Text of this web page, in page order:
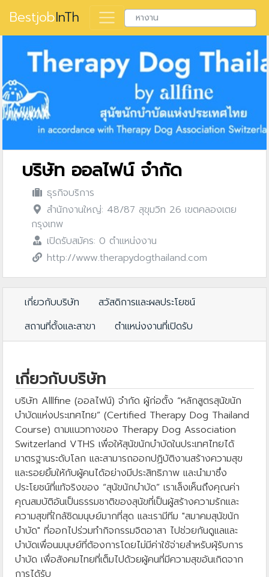
BestjobInTh
บริษัท ออลไฟน์ จำกัด
ธุรกิจบริการ
สำนักงานใหญ่: 48/87 สุขุมวิท 26 เขตคลองเตย
กรุงเทพ
เปิดรับสมัคร: 0 ตำแหน่งงาน
http://www.therapydogthailand.com
เกี่ยวกับบริษัท
สวัสดิการและผลประโยชน์
สถานที่ตั้งและสาขา
ตำแหน่งงานที่เปิดรับ
เกี่ยวกับบริษัท
บริษัท Alllfine (ออลไฟน์) จำกัด ผู้ก่อตั้ง “หลักสูตรสุนัขนัก
บำบัดแห่งประเทศไทย” (Certified Therapy Dog Thailand
Course) ตามแนวทางของ Therapy Dog Association
Switzerland VTHS เพื่อให้สุนัขนักบำบัดในประเทศไทยได้
มาตรฐานระดับโลก และสามารถออกปฏิบัติงานสร้างความสุข
และรอยยิ้มให้กับผู้คนได้อย่างมีประสิทธิภาพ และนำมาซึ่ง
ประโยชน์ที่แท้จริงของ “สุนัขนักบำบัด” เราเล็งเห็นถึงคุณค่า
คุณสมบัติอันเป็นธรรมชาติของสุนัขที่เป็นผู้สร้างความรักและ
ความสุขที่ใกล้ชิดมนุษย์มากที่สุด และเรามีทีม "สมาคมสุนัขนัก
บำบัด" ที่ออกไปร่วมทำกิจกรรมจิตอาสา ไปช่วยกันดูแลและ
บำบัดเพื่อนมนุษย์ที่ต้องการโดยไม่มีค่าใช้จ่ายสำหรับผุ้รับการ
บำบัด เพื่อสังคมไทยที่เต็มไปด้วยผู้คนที่มีความสุขอันเกิดจาก
การได้รับ